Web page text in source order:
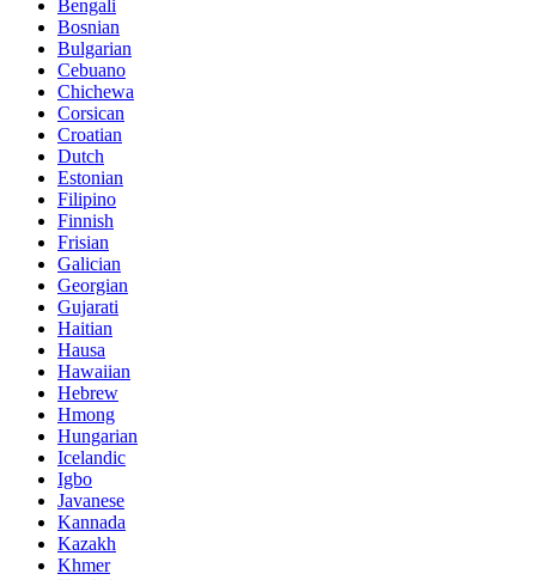
Bengali
Bosnian
Bulgarian
Cebuano
Chichewa
Corsican
Croatian
Dutch
Estonian
Filipino
Finnish
Frisian
Galician
Georgian
Gujarati
Haitian
Hausa
Hawaiian
Hebrew
Hmong
Hungarian
Icelandic
Igbo
Javanese
Kannada
Kazakh
Khmer